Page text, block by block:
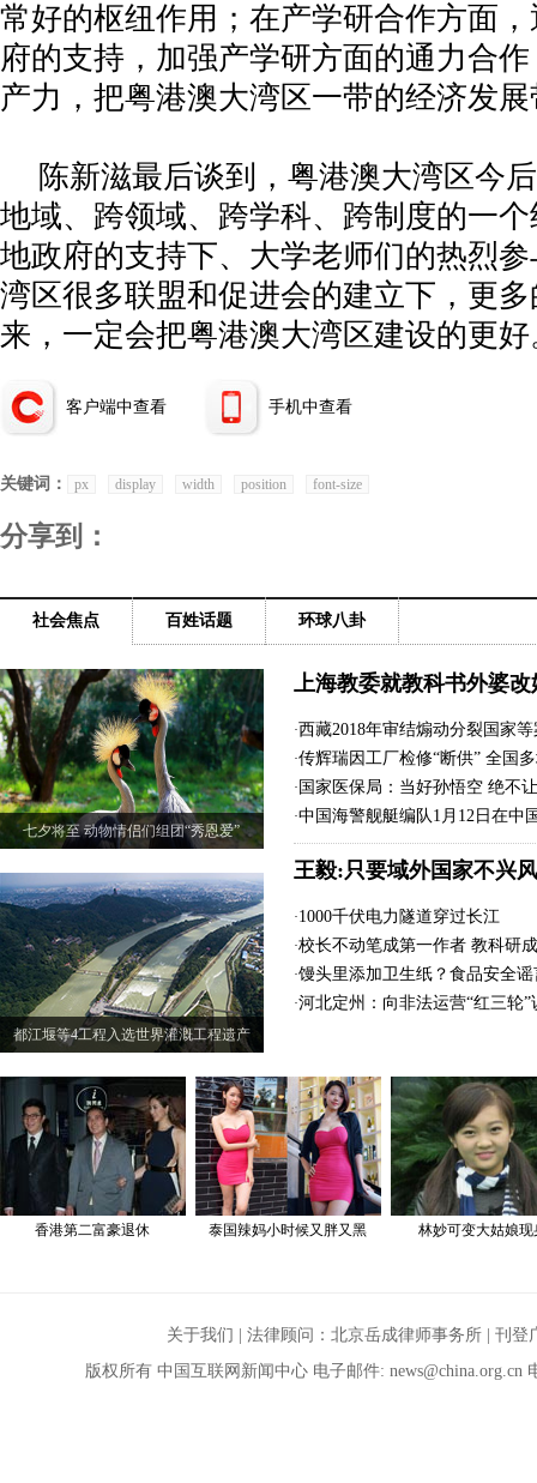
常好的枢纽作用；在产学研合作方面
府的支持，加强产学研方面的通力合
产力，把粤港澳大湾区一带的经济发
陈新滋最后谈到，粤港澳大湾区今
地域、跨领域、跨学科、跨制度的一
地政府的支持下、大学老师们的热烈
湾区很多联盟和促进会的建立下，更
来，一定会把粤港澳大湾区建设的更好
客户端中查看 手机中查看
关键词： px display width position font-size
分享到：
关于我们 | 法律顾问：北京岳成律师事务所 |刊登
版权所有 中国互联网新闻中心 电子邮件: news@china.org.cn